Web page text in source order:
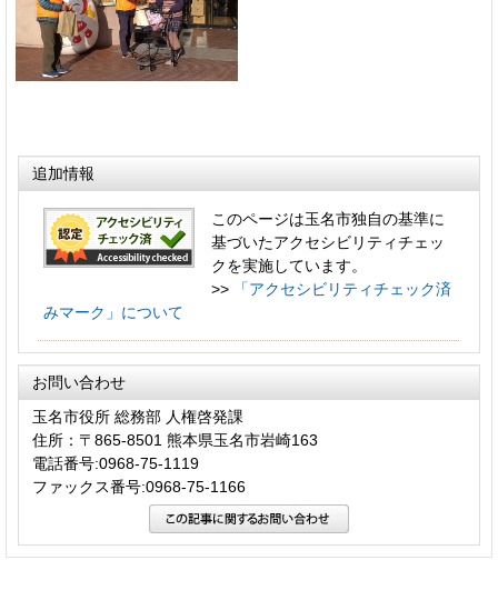
追加情報
このページは玉名市独自の基準に
基づいたアクセシビリティチェッ
クを実施しています。
>>
「アクセシビリティチェック済
みマーク」について
お問い合わせ
玉名市役所 総務部 人権啓発課
住所：〒865-8501 熊本県玉名市岩崎163
電話番号:0968-75-1119
ファックス番号:0968-75-1166